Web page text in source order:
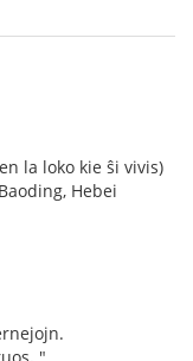
la loko kie ŝi vivis)
Hebei